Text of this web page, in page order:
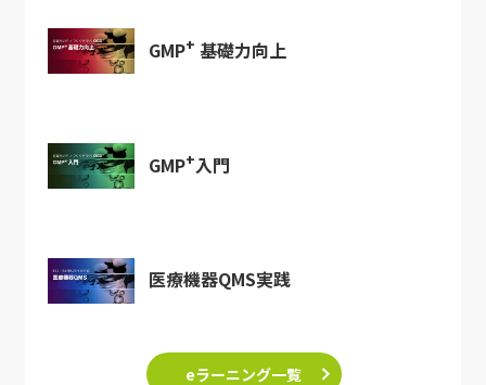
GMP+ 基礎力向上
GMP+入門
医療機器QMS実践
eラーニング一覧